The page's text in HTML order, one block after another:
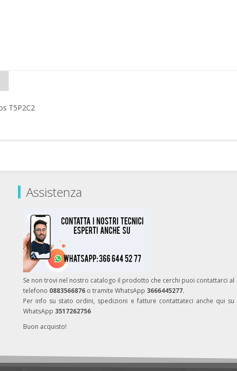
T5P2C2
Assistenza
Se non trovi nel nostro catalogo il prodotto che cerchi puoi contattarci al
telefono 0883566876 o tramite WhatsApp 3666445277.
Per info su stato ordini, spedizioni e fatture contattateci anche qui su
WhatsApp 3517262756
Buon acquisto!